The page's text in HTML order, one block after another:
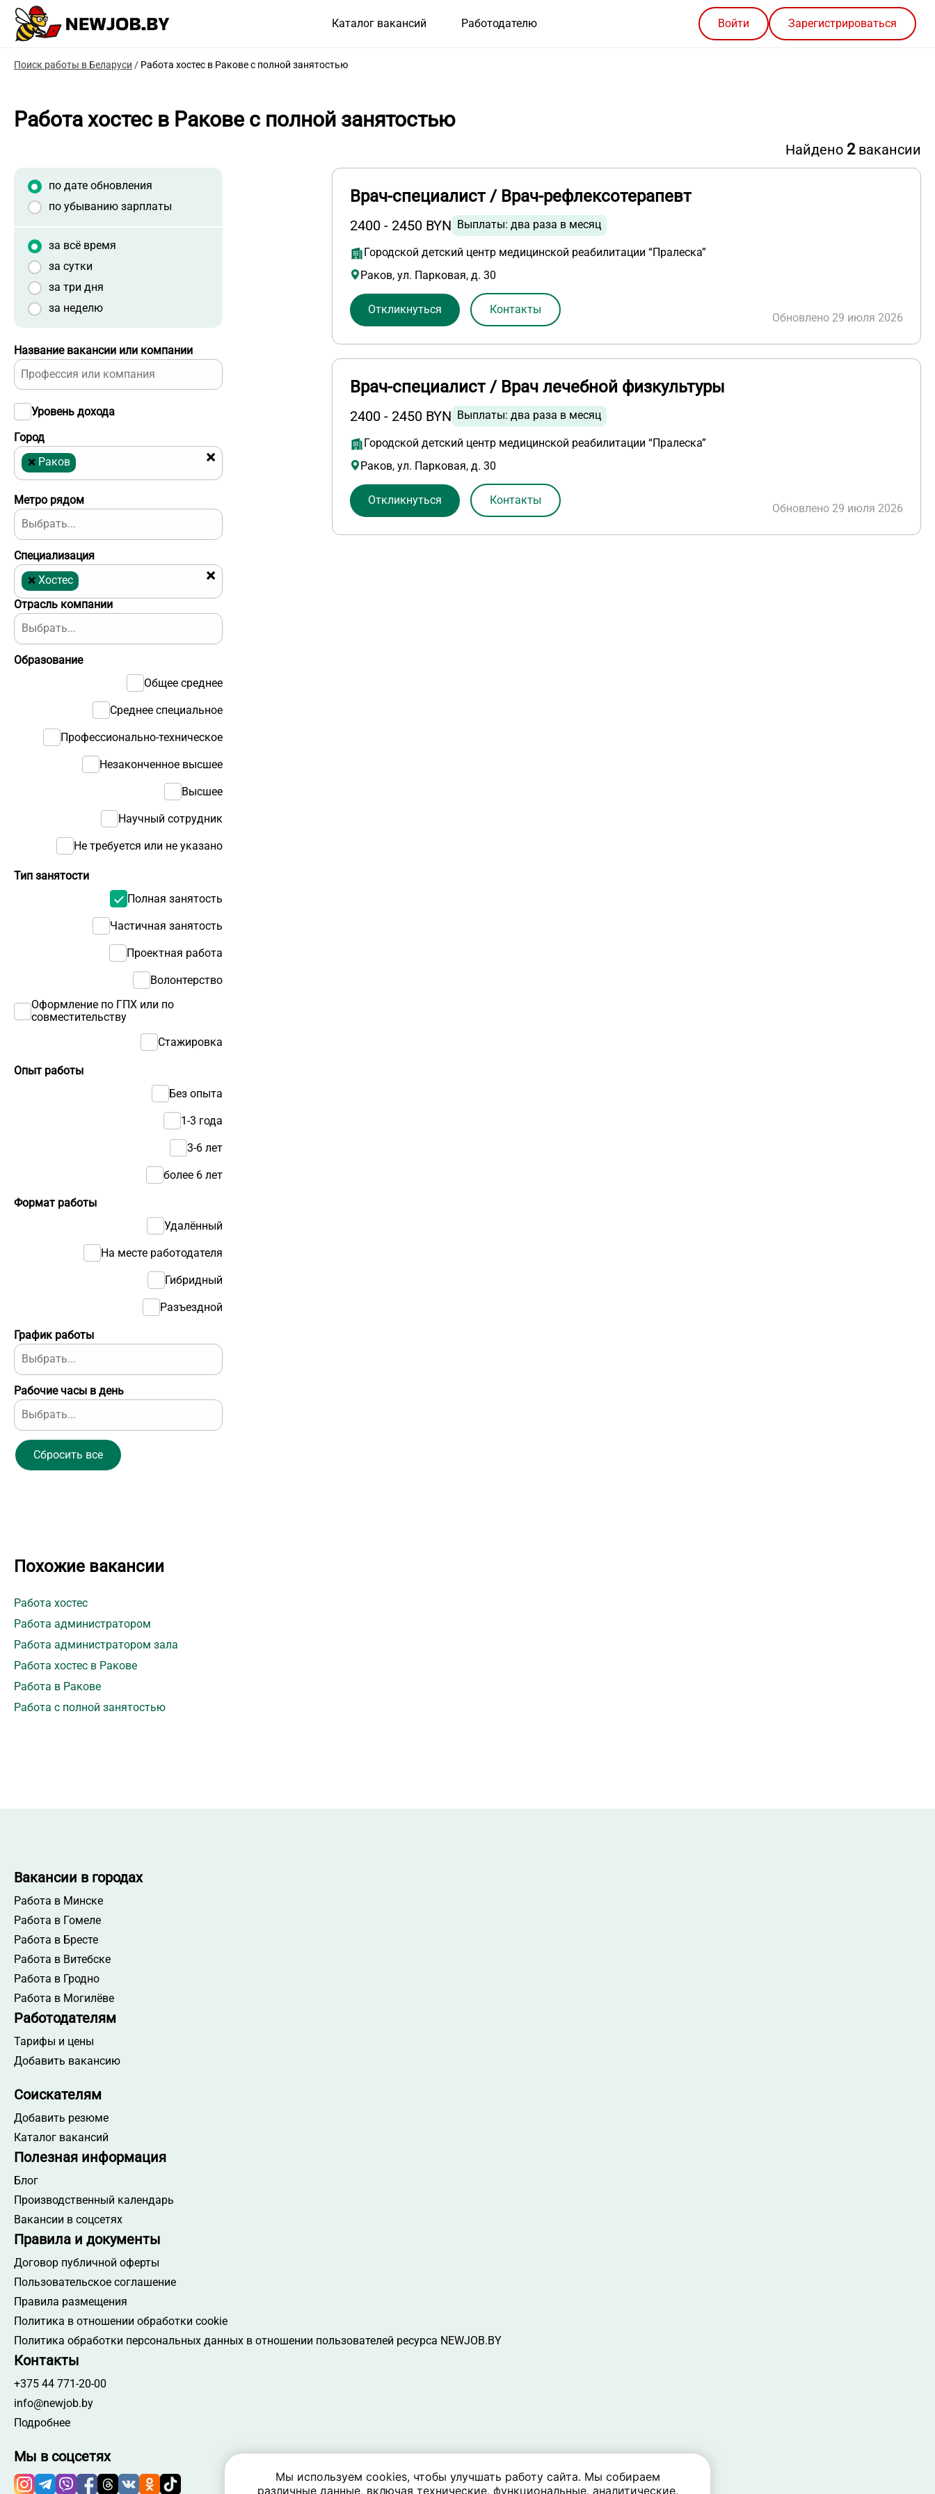
Каталог вакансий Работодателю Войти Зарегистрироваться
Поиск работы в Беларуси / Работа хостес в Ракове с полной занятостью
Работа хостес в Ракове с полной занятостью
Отрасль компании
Название вакансии или компании
Тип занятости
Полная занятость
Частичная занятость
Проектная работа
Волонтерство
Оформление по ГПХ или по
совместительству
Стажировка
Город
×
× Раков
Уровень дохода
Образование
Общее среднее
Среднее специальное
Профессионально-техническое
Незаконченное высшее
Высшее
Научный сотрудник
Не требуется или не указано
Опыт работы
Без опыта
1-3 года
3-6 лет
более 6 лет
График работы
Рабочие часы в день
Формат работы
Удалённый
На месте работодателя
Гибридный
Разъездной
Сбросить все
Метро рядом
по дате обновления
по убыванию зарплаты
за всё время
за сутки
за три дня
за неделю
Специализация
×
× Хостес
Найдено 2вакансии
Врач-специалист / Врач-рефлексотерапевт
2400 - 2450 BYN Выплаты: два раза в месяц
Городской детский центр медицинской реабилитации “Пралеска”
Раков, ул. Парковая, д. 30
Обновлено 29 июля 2026
Откликнуться Контакты
Врач-специалист / Врач лечебной физкультуры
2400 - 2450 BYN Выплаты: два раза в месяц
Городской детский центр медицинской реабилитации “Пралеска”
Раков, ул. Парковая, д. 30
Обновлено 29 июля 2026
Откликнуться Контакты
Похожие вакансии
Работа хостес
Работа администратором
Работа администратором зала
Работа хостес в Ракове
Работа в Ракове
Работа с полной занятостью
Вакансии в городах
Работа в Минске
Работа в Гомеле
Работа в Бресте
Работа в Витебске
Работа в Гродно
Работа в Могилёве
Работодателям
Тарифы и цены
Добавить вакансию
Соискателям
Добавить резюме
Каталог вакансий
Полезная информация
Блог
Производственный календарь
Вакансии в соцсетях
Правила и документы
Договор публичной оферты
Пользовательское соглашение
Правила размещения
Политика в отношении обработки cookie
Политика обработки персональных данных в отношении пользователей ресурса NEWJOB.BY
Контакты
+375 44 771-20-00
info@newjob.by
Подробнее
Мы в соцсетях
Мы используем cookies, чтобы улучшать работу сайта. Мы собираем
различные данные, включая технические, функциональные, аналитические,